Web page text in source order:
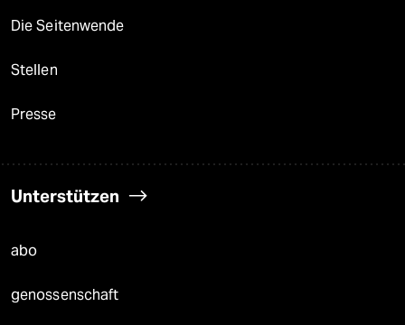
Die Seitenwende
Stellen
Presse
Unterstützen
abo
genossenschaft